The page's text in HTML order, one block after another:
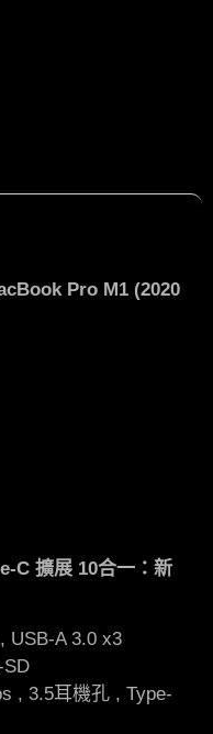
Pro M1 (2020
C 擴展 10合一：新
USB-A 3.0 x3
, 3.5耳機孔 , Type-